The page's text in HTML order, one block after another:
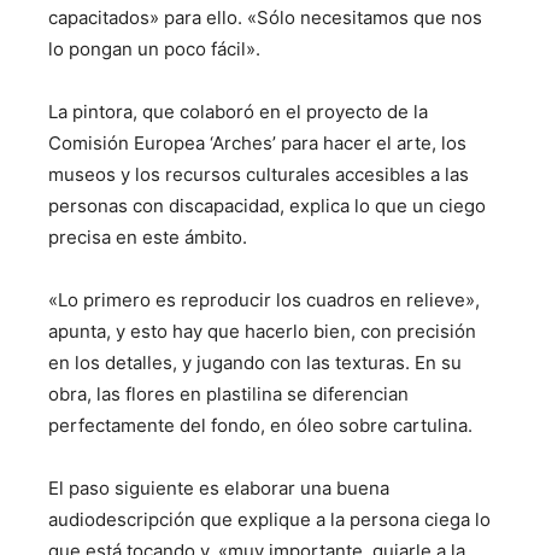
capacitados» para ello. «Sólo necesitamos que nos
lo pongan un poco fácil».
La pintora, que colaboró en el proyecto de la
Comisión Europea ‘Arches’ para hacer el arte, los
museos y los recursos culturales accesibles a las
personas con discapacidad, explica lo que un ciego
precisa en este ámbito.
«Lo primero es reproducir los cuadros en relieve»,
apunta, y esto hay que hacerlo bien, con precisión
en los detalles, y jugando con las texturas. En su
obra, las flores en plastilina se diferencian
perfectamente del fondo, en óleo sobre cartulina.
El paso siguiente es elaborar una buena
audiodescripción que explique a la persona ciega lo